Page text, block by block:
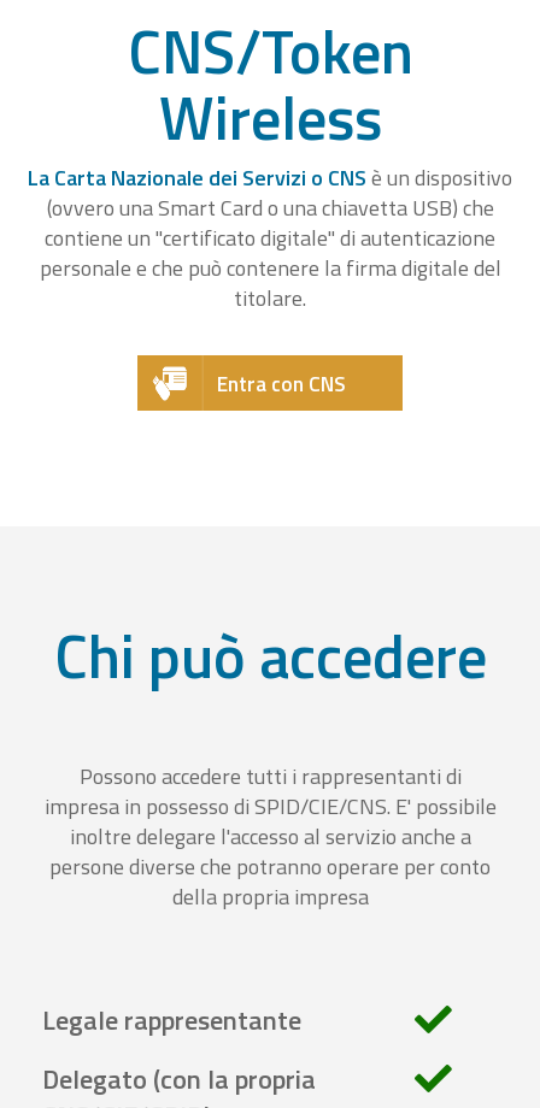
CNS/Token
Wireless
La Carta Nazionale dei Servizi o CNSè un dispositivo
(ovvero una Smart Card o una chiavetta USB) che
contiene un "certificato digitale" di autenticazione
personale e che può contenere la firma digitale del
titolare.
Entra con CNS
Chi può accedere
Possono accedere tutti i rappresentanti di
impresa in possesso di SPID/CIE/CNS. E' possibile
inoltre delegare l'accesso al servizio anche a
persone diverse che potranno operare per conto
della propria impresa
Legale rappresentante
Delegato (con la propria